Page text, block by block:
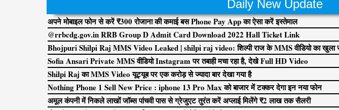
Daily New Update
अपने मोबाइल फोन से करें ₹300 रोजाना की कमाई बस Phone Pay App का ऐसा करें इस्तेमाल
@rrbcdg.gov.in RRB Group D Admit Card Download 2022 Hall Ticket Link
Bhojpuri Shilpi Raj MMS Video Leaked | shilpi raj video: शिल्पी राज के MMS वीडियो का खुला
Sofia Ansari Private MMS वीडियो Instagram पर तबाही मचा रहा है, देखे Full HD Video
Shilpi Raj का MMS Video यूट्यूब पर एक करोड़ से ज्यादा बार देखा गया है
Nothing Phone 1 Sell New Price : iphone 13 Pro Max को बाजार में टक्कर देगा इन नया फोन
अमूल कंपनी में निकले लाखों जॉब्स पांचवी पास से ग्रेजुएट तुरंत करें अप्लाई मिलेंगे ₹2 लाख तक सैलरी